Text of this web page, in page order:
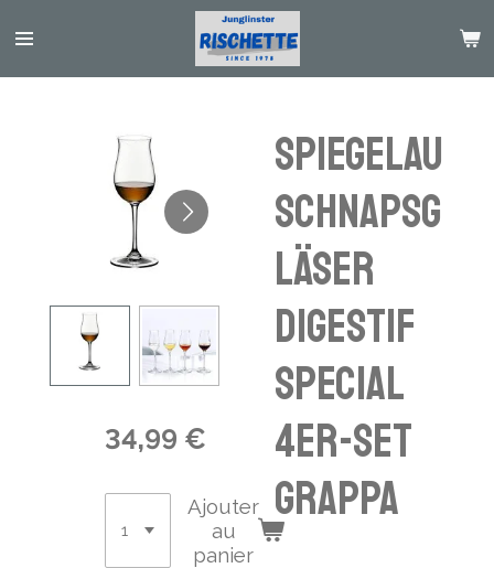
au
Spiegelau
Schnapsg
läser
Digestif
Special
4er-Set
Grappa
34,99 €
Ajouter
au
panier